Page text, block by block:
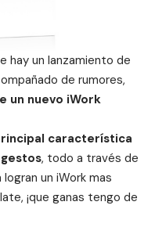
hay un lanzamiento de
de rumores,
un nuevo iWork
característica
, todo a través de
un iWork mas
¡que ganas tengo de